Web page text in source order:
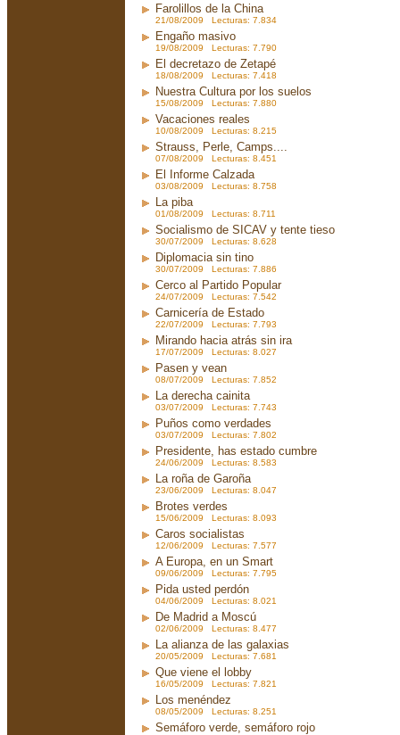
Farolillos de la China
21/08/2009 Lecturas: 7.834
Engaño masivo
19/08/2009 Lecturas: 7.790
El decretazo de Zetapé
18/08/2009 Lecturas: 7.418
Nuestra Cultura por los suelos
15/08/2009 Lecturas: 7.880
Vacaciones reales
10/08/2009 Lecturas: 8.215
Strauss, Perle, Camps....
07/08/2009 Lecturas: 8.451
El Informe Calzada
03/08/2009 Lecturas: 8.758
La piba
01/08/2009 Lecturas: 8.711
Socialismo de SICAV y tente tieso
30/07/2009 Lecturas: 8.628
Diplomacia sin tino
30/07/2009 Lecturas: 7.886
Cerco al Partido Popular
24/07/2009 Lecturas: 7.542
Carnicería de Estado
22/07/2009 Lecturas: 7.793
Mirando hacia atrás sin ira
17/07/2009 Lecturas: 8.027
Pasen y vean
08/07/2009 Lecturas: 7.852
La derecha cainita
03/07/2009 Lecturas: 7.743
Puños como verdades
03/07/2009 Lecturas: 7.802
Presidente, has estado cumbre
24/06/2009 Lecturas: 8.583
La roña de Garoña
23/06/2009 Lecturas: 8.047
Brotes verdes
15/06/2009 Lecturas: 8.093
Caros socialistas
12/06/2009 Lecturas: 7.577
A Europa, en un Smart
09/06/2009 Lecturas: 7.795
Pida usted perdón
04/06/2009 Lecturas: 8.021
De Madrid a Moscú
02/06/2009 Lecturas: 8.477
La alianza de las galaxias
20/05/2009 Lecturas: 7.681
Que viene el lobby
16/05/2009 Lecturas: 7.821
Los menéndez
08/05/2009 Lecturas: 8.251
Semáforo verde, semáforo rojo